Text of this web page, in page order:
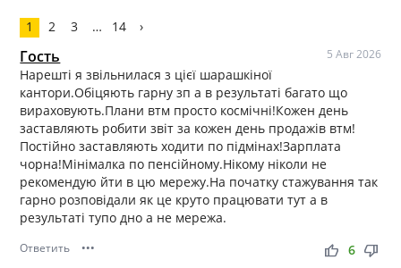
1 2 3 … 14 ›
Гость 5 Авг 2026
Нарешті я звільнилася з цієї шарашкіної
кантори.Обіцяють гарну зп а в результаті багато що
вираховують.Плани втм просто космічні!Кожен день
заставляють робити звіт за кожен день продажів втм!
Постійно заставляють ходити по підмінах!Зарплата
чорна!Мінімалка по пенсійному.Нікому ніколи не
рекомендую йти в цю мережу.На початку стажування так
гарно розповідали як це круто працювати тут а в
результаті тупо дно а не мережа.
Ответить ••• thumb_up thumb_down
6